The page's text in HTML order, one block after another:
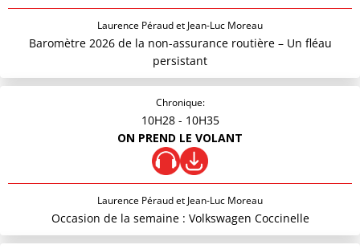
Laurence Péraud et Jean-Luc Moreau
Baromètre 2026 de la non-assurance routière – Un fléau
persistant
Chronique:
10H28 - 10H35
ON PREND LE VOLANT
Laurence Péraud et Jean-Luc Moreau
Occasion de la semaine : Volkswagen Coccinelle